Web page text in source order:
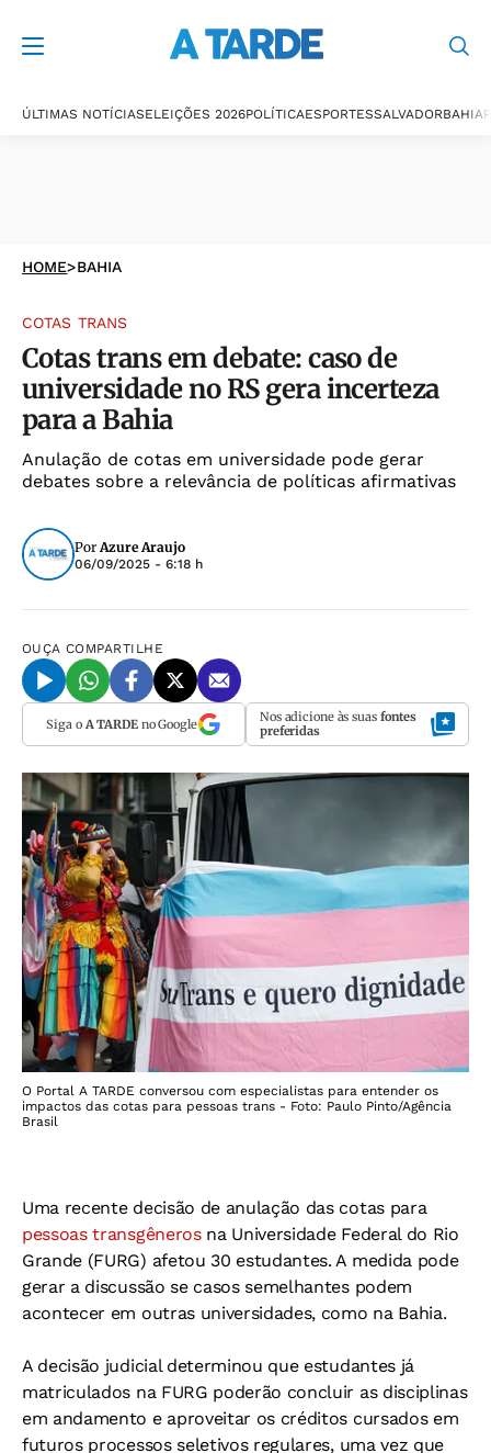
ÚLTIMAS NOTÍCIASELEIÇÕES 2026POLÍTICAESPORTESSALVADORBAHIA
HOME>BAHIA
COTAS TRANS
Cotas trans em debate: caso de
universidade no RS gera incerteza
para a Bahia
Anulação de cotas em universidade pode gerar
debates sobre a relevância de políticas afirmativas
PorAzure Araujo
06/09/2025 - 6:18 h
OUÇA COMPARTILHE
Siga o A TARDEno Google Nos adicione às suas fontes
preferidas
O Portal A TARDE conversou com especialistas para entender os
impactos das cotas para pessoas trans - Foto: Paulo Pinto/Agência
Brasil
Uma recente decisão de anulação das cotas para
pessoas transgênerosna Universidade Federal do Rio
Grande (FURG) afetou 30 estudantes. A medida pode
gerar a discussão se casos semelhantes podem
acontecer em outras universidades, como na Bahia.
A decisão judicial determinou que estudantes já
matriculados na FURG poderão concluir as disciplinas
em andamento e aproveitar os créditos cursados em
futuros processos seletivos regulares, uma vez que